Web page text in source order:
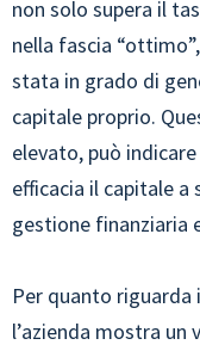
non solo supera il
nella fascia
stata in grado di
capitale proprio.
elevato, può
efficacia il capitale
gestione finanziaria
Per quanto riguarda
l’azienda mostra un